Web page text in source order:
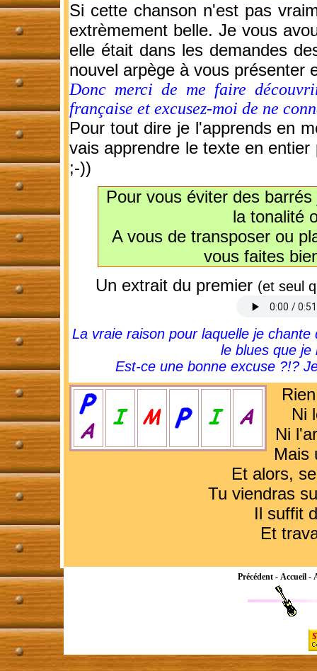
Si cette chanson n'est pas
extrèmement belle. Je vous
elle était dans les demandes
nouvel arpège à vous présenter
Donc merci de me faire
française et excusez-moi de ne
Pour tout dire je l'apprends en
vais apprendre le texte en
;-))
Pour vous éviter des
la tonalité
A vous de transposer ou
vous faites
Un extrait du premier (et seul
La vraie raison pour laquelle je
le blues que
Est-ce une bonne excuse ?!?
Ni
Ni
Mais
Et alors,
Tu viendras
Il suffit
Et
Précédent - Accueil -